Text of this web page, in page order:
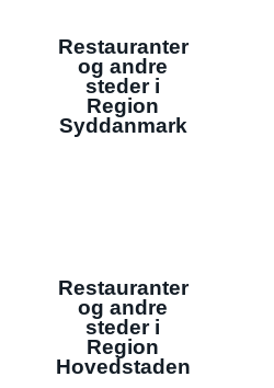
Restauranter
og andre
steder i
Region
Syddanmark
Restauranter
og andre
steder i
Region
Hovedstaden